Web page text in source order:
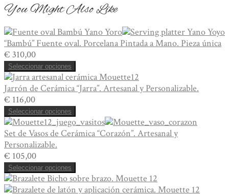
Yo¨
Porcelana
Pintada
a
Mano.
Piezas
únicas.
cantidad
You Might Also Like
“Bambú” Fuente oval. Porcelana Pintada a Mano. Pieza única
€ 310,00
Seleccionar opciones
Jarrón de Cerámica “Jarra”. Artesanal y Personalizable.
€ 116,00
Seleccionar opciones
Set de Vasos de Cerámica “Corazón”. Artesanal y
Personalizable.
€ 105,00
Seleccionar opciones